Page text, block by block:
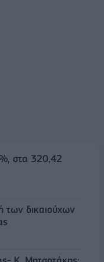
στα 320,42
των δικαιούχων